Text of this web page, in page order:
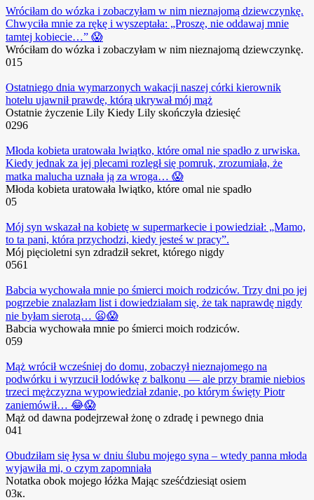
Wróciłam do wózka i zobaczyłam w nim nieznajomą dziewczynkę.
Chwyciła mnie za rękę i wyszeptała: „Proszę, nie oddawaj mnie
tamtej kobiecie…” 😱
Wróciłam do wózka i zobaczyłam w nim nieznajomą dziewczynkę.
015
Ostatniego dnia wymarzonych wakacji naszej córki kierownik
hotelu ujawnił prawdę, którą ukrywał mój mąż
Ostatnie życzenie Lily Kiedy Lily skończyła dziesięć
0296
Młoda kobieta uratowała lwiątko, które omal nie spadło z urwiska.
Kiedy jednak za jej plecami rozległ się pomruk, zrozumiała, że
matka malucha uznała ją za wroga… 😱
Młoda kobieta uratowała lwiątko, które omal nie spadło
05
Mój syn wskazał na kobietę w supermarkecie i powiedział: „Mamo,
to ta pani, która przychodzi, kiedy jesteś w pracy”.
Mój pięcioletni syn zdradził sekret, którego nigdy
0561
Babcia wychowała mnie po śmierci moich rodziców. Trzy dni po jej
pogrzebie znalazłam list i dowiedziałam się, że tak naprawdę nigdy
nie byłam sierotą… 😦😱
Babcia wychowała mnie po śmierci moich rodziców.
059
Mąż wrócił wcześniej do domu, zobaczył nieznajomego na
podwórku i wyrzucił lodówkę z balkonu — ale przy bramie niebios
trzeci mężczyzna wypowiedział zdanie, po którym święty Piotr
zaniemówił… 😂😱
Mąż od dawna podejrzewał żonę o zdradę i pewnego dnia
041
Obudziłam się łysa w dniu ślubu mojego syna – wtedy panna młoda
wyjawiła mi, o czym zapomniała
Notatka obok mojego łóżka Mając sześćdziesiąt osiem
03к.